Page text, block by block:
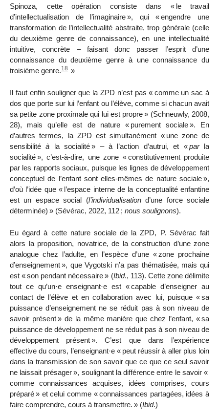
Spinoza, cette opération consiste dans « le travail
d’intellectualisation de l’imaginaire», qui « engendre une
transformation de l’intellectualité abstraite, trop générale (celle
du deuxième genre de connaissance), en une intellectualité
intuitive, concrète – faisant donc passer l’esprit d’une
connaissance du deuxième genre à une connaissance du
troisième genre.18 »
Il faut enfin souligner que la ZPD n’est pas « comme un sac à
dos que porte sur lui l’enfant ou l’élève, comme si chacun avait
sa petite zone proximale qui lui est propre» (Schneuwly, 2008,
28), mais qu’elleest de nature « purement sociale». En
d’autrestermes, la ZPD est simultanément « une zone de
sensibilitéà la socialité» – à l’action d’autrui, et «parla
socialité», c’est-à-dire, une zone «constitutivement produite
par les rapports sociaux, puisque les lignes de développement
conceptuel de l’enfant sont elles-mêmes de nature sociale»,
d’où l’idée que « l’espace interne de la conceptualité enfantine
est un espace social (l’individualisationd’une force sociale
déterminée) » (Sévérac, 2022, 112 ; nous soulignons).
Eu égard à cette nature sociale de la ZPD, P. Sévérac fait
alors la proposition, novatrice, de la construction d’une zone
analogue chez l’adulte, en l’espèce d’une «zone prochaine
d’enseignement», que Vygotski n’a pas thématisée, mais qui
est «son pendant nécessaire» (Ibid., 113). Cette zone délimite
tout ce qu’un·e enseignant·e est «capable d’enseigner au
contact de l’élève et en collaboration avec lui, puisque «sa
puissance d’enseignement ne se réduit pas à son niveau de
savoir présent» de la même manière que chez l’enfant, «sa
puissance de développement ne se réduit pas à son niveau de
développement présent». C’est que dans l’expérience
effective du cours, l’enseignant·e « peut réussir à aller plus loin
dans la transmission de son savoir que ce que ce seul savoir
ne laissait présager », soulignant la différence entre le savoir «
comme connaissances acquises, idées comprises, cours
préparé» et celui comme «connaissances partagées, idées à
faire comprendre, cours à transmettre. » (Ibid.)